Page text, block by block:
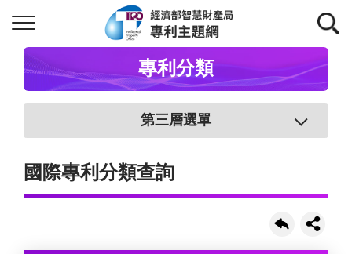
專利分類
第三層選單
國際專利分類查詢